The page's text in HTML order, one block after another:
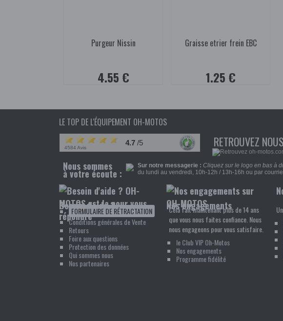
Purgeur Nissin
4.55 €
Graisse etrier frein EBC
1.25 €
LE TOP DE L'ÉQUIPEMENT OH-MOTOS
4584 Avis
4.7 /5 RETROUVEZ
Nous sommes
à votre écoute :
Sur notre messagerie : Cliquez sur le logo en bas à
du lundi au vendredi, 10h-12h / 13h-16h ou par
Besoin d'aide ?
FORMULAIRE DE RÉTRACTATION
Conditions générales de Vente
Retours
Foire aux questions
Protection des données
Qui sommes nous
Nos partenaires
Nos engagements
Cela fait maintenant plus de 14 ans
que vous nous faites confiance. Nous
nous engageons pour vous satisfaire.
le Club VIP Oh-Motos
Nos engagements
Programme fidélité